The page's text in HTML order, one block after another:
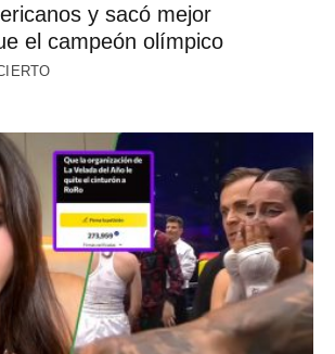
y sacó mejor
el campeón olímpico